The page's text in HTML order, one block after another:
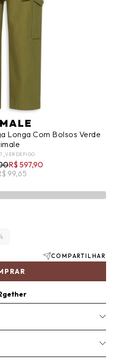
Longa Com Bolsos Verde
R$ 597,90
99,65
COMPARTILHAR